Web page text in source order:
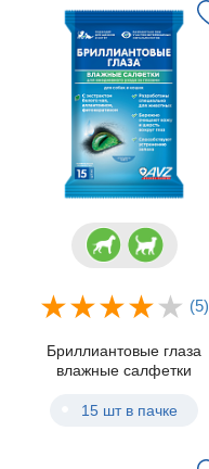
(5)
Бриллиантовые глаза
влажные салфетки
15 шт в пачке